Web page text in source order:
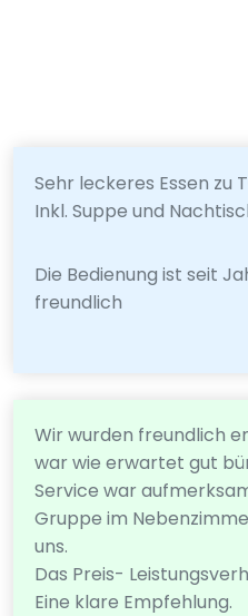
Sehr leckeres Essen zu
Inkl. Suppe und
Die Bedienung ist seit
freundlich
Wir wurden freundlich
war wie erwartet gut
Service war
Gruppe im
uns.
Das Preis-
Eine klare Empfehlung.